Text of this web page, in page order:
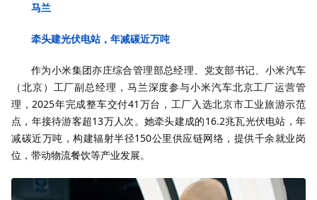
马兰
牵头建光伏电站，年减碳近万吨
作为小米集团亦庄综合管理部总经理、党支部书记、小米汽车
（北京）工厂副总经理，马兰深度参与小米汽车北京工厂运营管
理，2025年完成整车交付41万台，工厂入选北京市工业旅游示范
点，年接待游客超13万人次。她牵头建成的16.2兆瓦光伏电站，年
减碳近万吨，构建辐射半径150公里供应链网络，提供千余就业岗
位，带动物流餐饮等产业发展。